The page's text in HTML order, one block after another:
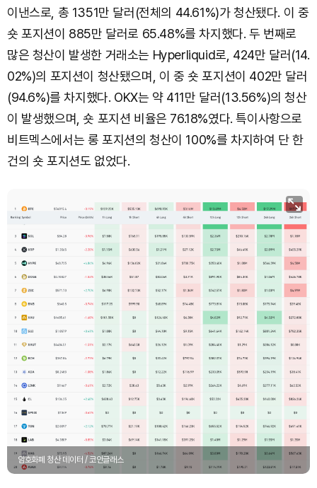
이낸스로, 총 1351만 달러(전체의 44.61%)가 청산됐다. 이 중
숏 포지션이 885만 달러로 65.48%를 차지했다. 두 번째로
많은 청산이 발생한 거래소는 Hyperliquid로, 424만 달러(14.
02%)의 포지션이 청산됐으며, 이 중 숏 포지션이 402만 달러
(94.6%)를 차지했다. OKX는 약 411만 달러(13.56%)의 청산
이 발생했으며, 숏 포지션 비율은 76.18%였다. 특이사항으로
비트멕스에서는 롱 포지션의 청산이 100%를 차지하여 단 한
건의 숏 포지션도 없었다.
암호화폐 청산 데이터 / 코인글래스